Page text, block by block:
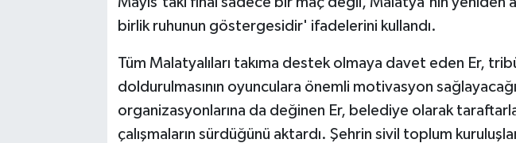
birlik ruhunun göstergesidir' ifadelerini kullandı.
Tüm Malatyalıları takıma destek olmaya davet eden Er,
doldurulmasının oyunculara önemli motivasyon
organizasyonlarına da değinen Er, belediye olarak
çalışmaların sürdüğünü aktardı. Şehrin sivil toplum